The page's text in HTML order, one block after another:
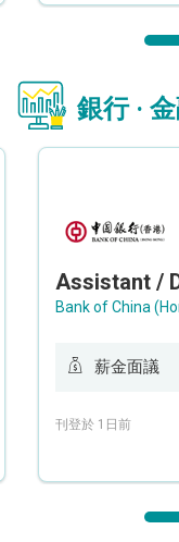
銀行 ·
Bank of China
薪金面議
刊登於 1日前